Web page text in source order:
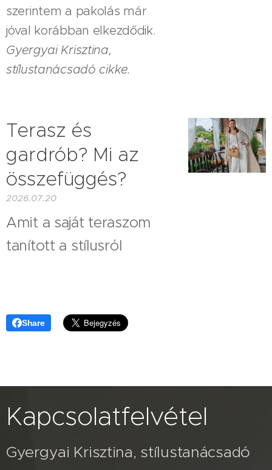
szerintem a pakolás már
jóval korábban elkezdődik.
Gyergyai Krisztina,
stílustanácsadó cikke.
Terasz és
gardrób? Mi az
összefüggés?
2026.07.20
Amit a saját teraszom
tanított a stílusról
Share
Kapcsolatfelvétel
Gyergyai Krisztina, stílustanácsadó